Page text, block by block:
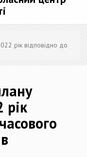
рік відповідно до
рік